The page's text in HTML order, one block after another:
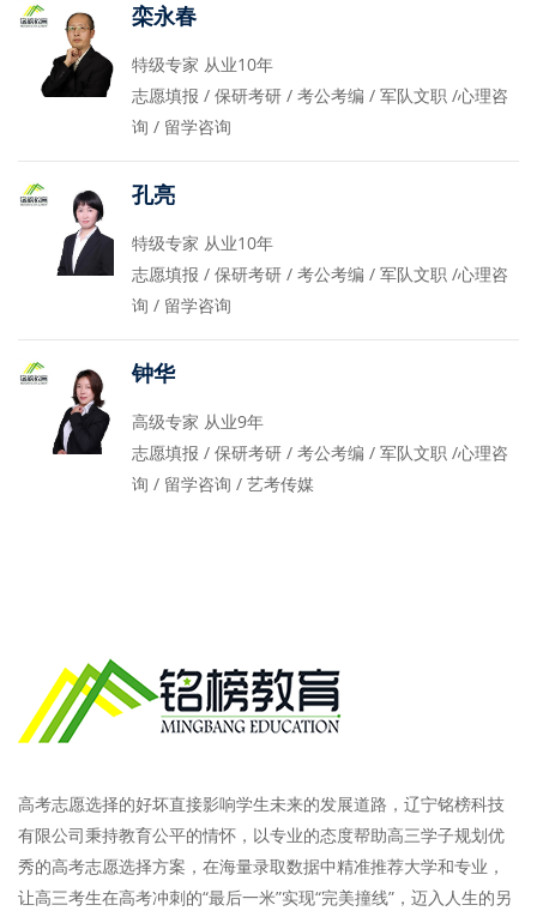
栾永春
特级专家 从业10年
志愿填报 / 保研考研 / 考公考编 / 军队文职 /心理咨
询 / 留学咨询
孔亮
特级专家 从业10年
志愿填报 / 保研考研 / 考公考编 / 军队文职 /心理咨
询 / 留学咨询
钟华
高级专家 从业9年
志愿填报 / 保研考研 / 考公考编 / 军队文职 /心理咨
询 / 留学咨询 / 艺考传媒
高考志愿选择的好坏直接影响学生未来的发展道路，辽宁铭榜科技
有限公司秉持教育公平的情怀，以专业的态度帮助高三学子规划优
秀的高考志愿选择方案，在海量录取数据中精准推荐大学和专业，
让高三考生在高考冲刺的“最后一米”实现“完美撞线”，迈入人生的另